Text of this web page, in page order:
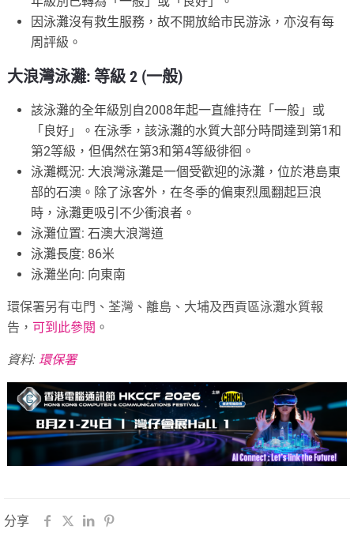
因泳灘沒有救生服務，故不開放給市民游泳，亦沒有每
周評級。
大浪灣泳灘: 等級 2 (一般)
該泳灘的全年級別自2008年起一直維持在「一般」或
「良好」。在泳季，該泳灘的水質大部分時間達到第1和
第2等級，但偶然在第3和第4等級徘徊。
泳灘概況: 大浪灣泳灘是一個受歡迎的泳灘，位於港島東
部的石澳。除了泳客外，在冬季的偏東烈風翻起巨浪
時，泳灘更吸引不少衝浪者。
泳灘位置: 石澳大浪灣道
泳灘長度: 86米
泳灘坐向: 向東南
環保署另有屯門、荃灣、離島、大埔及西貢區泳灘水質報
告，可到此參閱 。
資料: 環保署
分享